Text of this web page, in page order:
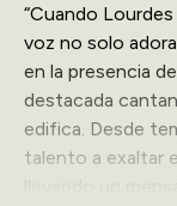
“Cuando
voz no solo
en la presencia
destacada
edifica. Desde
talento a exaltar